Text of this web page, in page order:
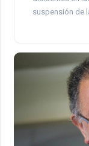
suspensión de